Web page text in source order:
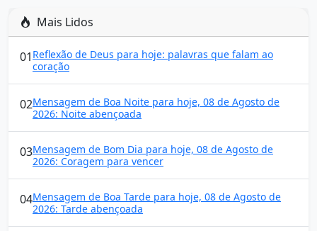
Mais Lidos
01 Reflexão de Deus para hoje: palavras que falam ao
coração
02Mensagem de Boa Noite para hoje, 08 de Agosto de
2026: Noite abençoada
03Mensagem de Bom Dia para hoje, 08 de Agosto de
2026: Coragem para vencer
04Mensagem de Boa Tarde para hoje, 08 de Agosto de
2026: Tarde abençoada